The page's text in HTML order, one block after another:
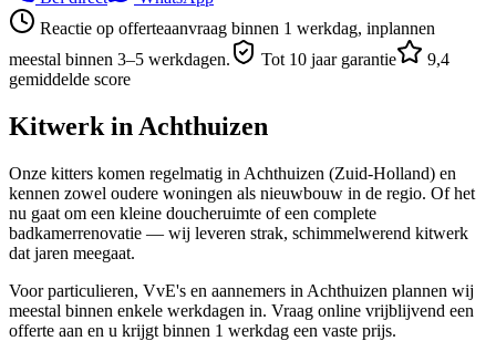
Reactie op offerteaanvraag binnen 1 werkdag, inplannen
meestal binnen 3–5 werkdagen.
Tot 10 jaar garantie
9,4
gemiddelde score
Kitwerk in Achthuizen
Onze kitters komen regelmatig in Achthuizen (Zuid-Holland) en
kennen zowel oudere woningen als nieuwbouw in de regio. Of het
nu gaat om een kleine doucheruimte of een complete
badkamerrenovatie — wij leveren strak, schimmelwerend kitwerk
dat jaren meegaat.
Voor particulieren, VvE's en aannemers in Achthuizen plannen wij
meestal binnen enkele werkdagen in. Vraag online vrijblijvend een
offerte aan en u krijgt binnen 1 werkdag een vaste prijs.